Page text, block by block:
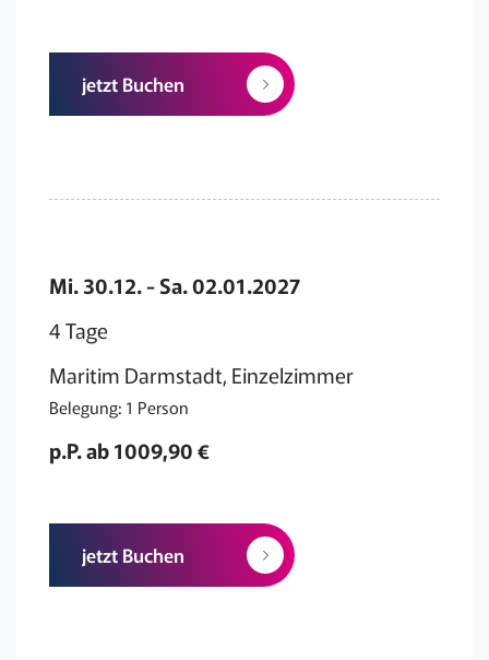
jetzt Buchen
Mi. 30.12. - Sa. 02.01.2027
4 Tage
Maritim Darmstadt, Einzelzimmer
Belegung: 1 Person
p.P. ab 1009,90 €
jetzt Buchen